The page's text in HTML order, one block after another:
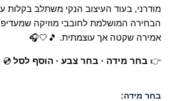
מודרני, בעוד העיצוב הנקי משתלב בקלות
הבחירה המושלמת לחובבי מוזיקה
אמירה שקטה אך עוצמתית. 🎵🤍🎧
👉 בחר מידה · בחר צבע · הוסף לסל 💿
בחר מידה: